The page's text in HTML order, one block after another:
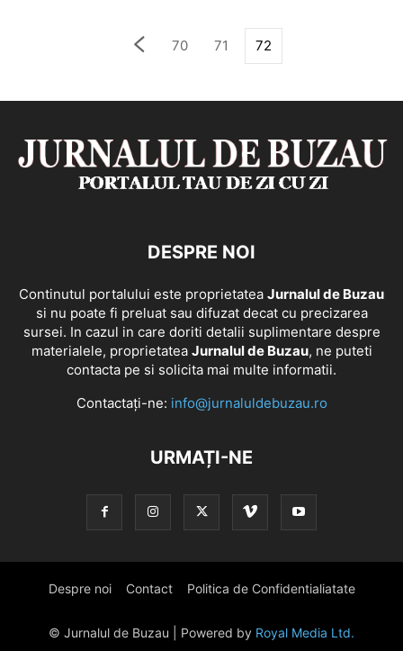
70 71 72
DESPRE NOI
Continutul portalului este proprietatea Jurnalul de Buzau
si nu poate fi preluat sau difuzat decat cu precizarea
sursei. In cazul in care doriti detalii suplimentare despre
materialele, proprietatea Jurnalul de Buzau, ne puteti
contacta pe si solicita mai multe informatii.
Contactați-ne: info@jurnaluldebuzau.ro
URMAȚI-NE
Despre noi Contact Politica de Confidentialiatate
© Jurnalul de Buzau | Powered by Royal Media Ltd.